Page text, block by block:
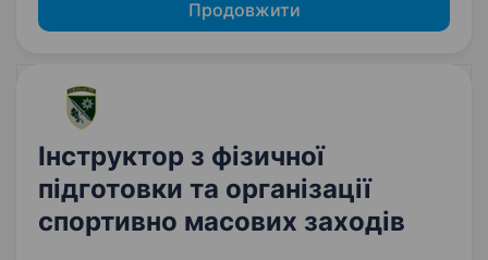
Продовжити
Інструктор з фізичної
підготовки та організації
спортивно масових заходів